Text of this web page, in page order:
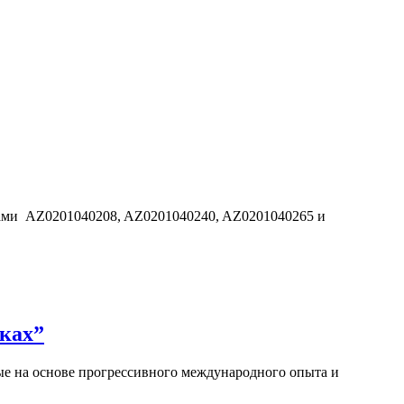
AZ0201040208, AZ0201040240, AZ0201040265 и
основе прогрессивного международного опыта и